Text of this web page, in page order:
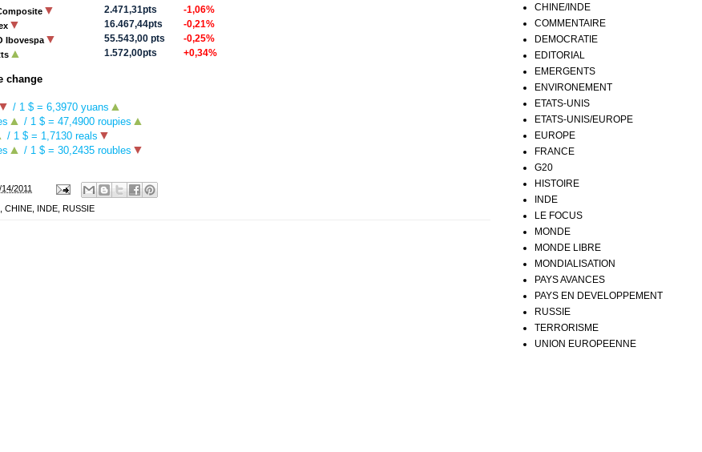
▼ 2.471,31pts
-1,06%
▼ 16.467,44pts
-0,21%
Ibovespa ▼ 55.543,00 pts
-0,25%
▲ 1.572,00pts +0,34%
change
▼ / 1 $ = 6,3970 yuans ▲
▲ / 1 $ = 47,4900 roupies ▲
/ 1 $ = 1,7130 reals ▼
▲ / 1 $ = 30,2435 roubles ▼
2011
CHINE INDE RUSSIE
CHINE/INDE
COMMENTAIRE
DEMOCRATIE
EDITORIAL
EMERGENTS
ENVIRONEMENT
ETATS-UNIS
ETATS-UNIS/EUROPE
EUROPE
FRANCE
G20
HISTOIRE
INDE
LE FOCUS
MONDE
MONDE LIBRE
MONDIALISATION
PAYS AVANCES
PAYS EN DEVELOPPEMENT
RUSSIE
TERRORISME
UNION EUROPEENNE